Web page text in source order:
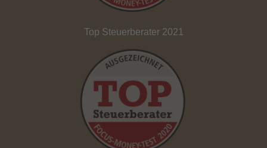
Top Steuerberater 2021